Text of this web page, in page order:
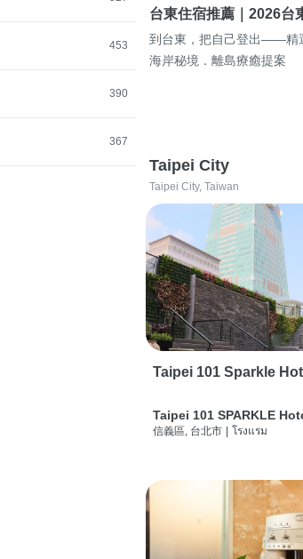
453
390
367
台東住宿推薦｜2026台
到台東，把自己登出——精
海岸秘境．離島療癒提案
Taipei City
Taipei City, Taiwan
Taipei 101 Sparkle
Taipei 101 SPARKLE
信義區, 台北市 โรงแรม